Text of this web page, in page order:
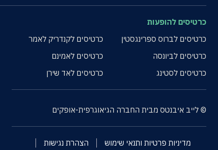
כרטיסים להופעות
כרטיסים לברוס ספרינגסטין
כרטיסים לקנדריק לאמר
כרטיסים לביונסה
כרטיסים לאמינם
כרטיסים לסטינג
כרטיסים לאד שירן
© לייב איבנטס מבית החברה הגיאוגרפית-אופקים
מדיניות פרטיות ותנאי שימוש הצהרת נגישות